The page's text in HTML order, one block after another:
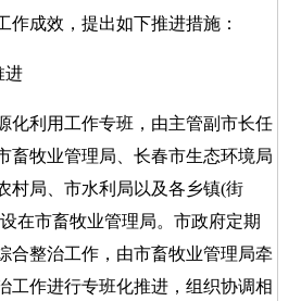
成效，提出如下推进措施：
进
利用工作专班，由主管副市长任
畜牧业管理局、长春市生态环境局
村局、市水利局以及各乡镇(街
在市畜牧业管理局。市政府定期
合整治工作，由市畜牧业管理局牵
工作进行专班化推进，组织协调相